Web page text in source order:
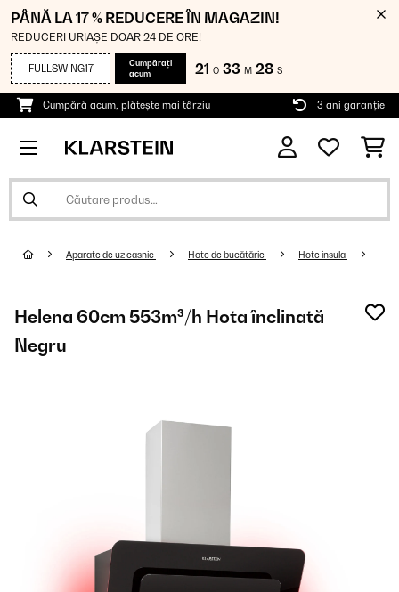
PÂNĂ LA 17 % REDUCERE ÎN MAGAZIN!
REDUCERI URIAȘE DOAR 24 DE ORE!
FULLSWING17
Cumpărați
acum
21 O 33 M 27 S
Cumpără acum, plătește mai târziu 3 ani garanție
Aparate de uz casnic Hote de bucătărie Hote insula
Helena 60cm 553m³/h Hota înclinată
Negru